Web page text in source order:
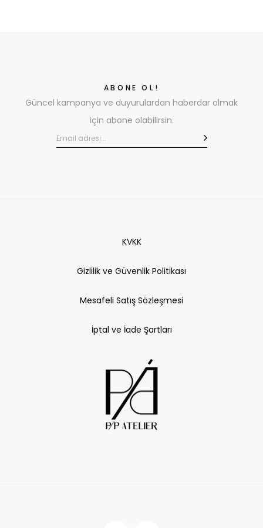
ABONE OL!
Güncel kampanya ve duyurulardan haberdar olmak
için abone olabilirsin.
KVKK
Gizlilik ve Güvenlik Politikası
Mesafeli Satış Sözleşmesi
İptal ve İade Şartları